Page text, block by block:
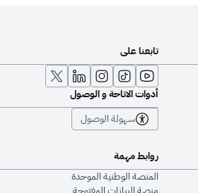
روابط مهمة
المنصة الوطنية الموحدة
تابعنا على
أدوات الاتاحة و الوصول
سهولة الوصول